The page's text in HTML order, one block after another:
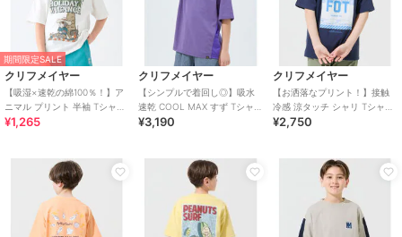
期間限定SALE
クリフメイヤー
【吸湿×速乾の綿100％！】ア
ニマル プリント 半袖 Tシャツ
シュナウザー 120cm～170cm
¥1,265
クリフメイヤー
【シンプルで着回し◎】吸水
速乾 COOL MAX すず Tシャツ
半袖 120cm～170cm
¥3,190
クリフメイヤー
【お洒落なプリント！】接触
冷感 涼タッチ シャリ Tシャツ
120cm～170cm
¥2,750